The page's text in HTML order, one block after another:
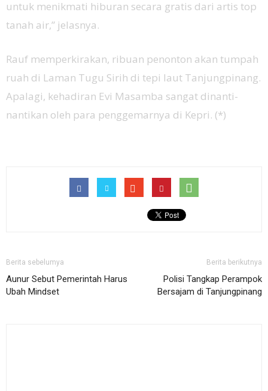
untuk menikmati hiburan secara gratis dari artis top
tanah air,” jelasnya.
Rauf memperkirakan, ribuan penonton akan tumpah
ruah di Laman Tugu Sirih di tepi laut Tanjungpinang.
Apalagi, kehadiran Evi Masamba sangat dinanti-
nantikan oleh para penggemarnya di Kepri. (*)
Berita sebelumya
Aunur Sebut Pemerintah Harus
Ubah Mindset
Berita berikutnya
Polisi Tangkap Perampok
Bersajam di Tanjungpinang